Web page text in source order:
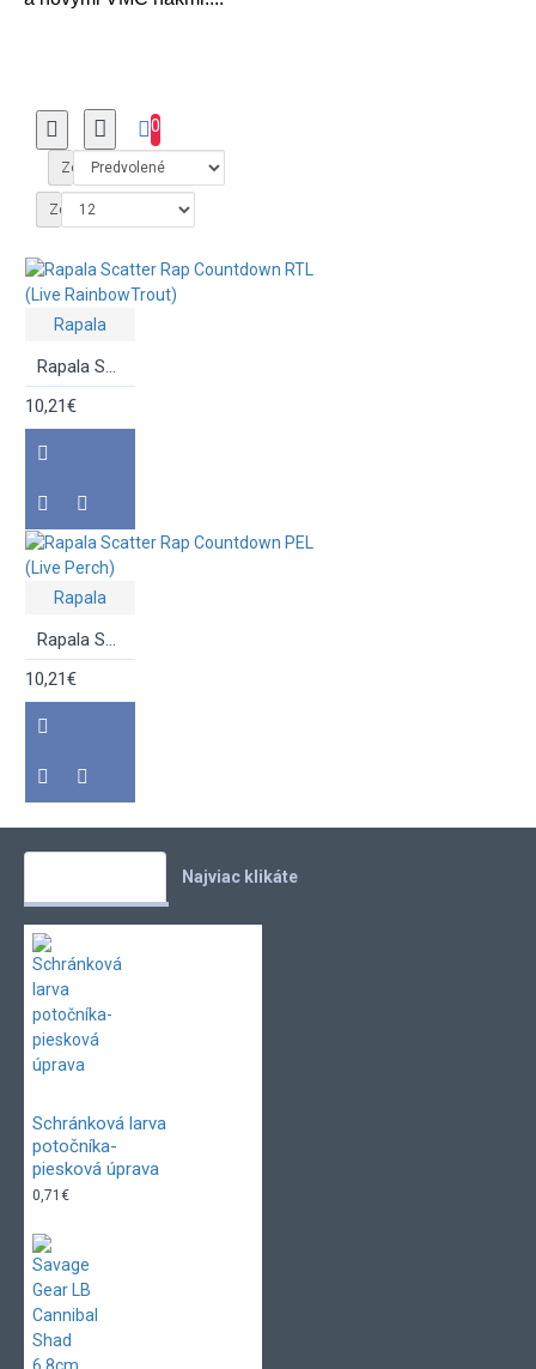
0
Zoradiť podľa:
Zobraziť:
Rapala
Rapala Scatter Rap Countdown RTL (Live RainbowTrout)
10,21€
Rapala
Rapala Scatter Rap Countdown PEL (Live Perch)
10,21€
Najviac klikáte
Schránková larva
potočníka-
piesková úprava
0,71€